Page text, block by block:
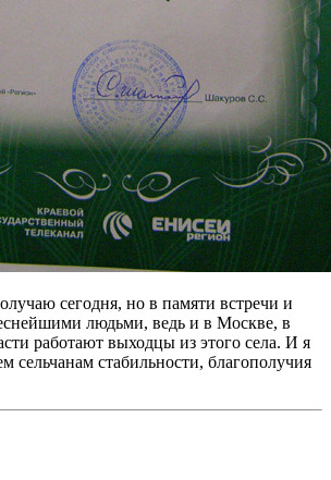
сегодня, но в памяти встречи и
людьми, ведь и в Москве, в
работают выходцы из этого села. И я
сельчанам стабильности, благополучия